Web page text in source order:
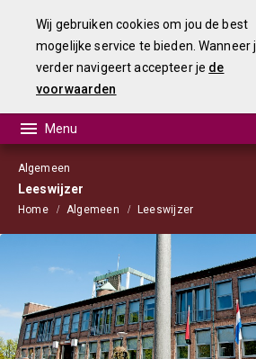
Wij gebruiken cookies om jou de best
mogelijke service te bieden. Wanneer
verder navigeert accepteer je de
voorwaarden
Algemeen
Leeswijzer
Home Algemeen Leeswijzer